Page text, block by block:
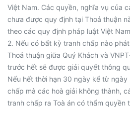
Việt Nam. Các quyền, nghĩa vụ của
chưa được quy định tại Thoả thuận
theo các quy định pháp luật Việt
2. Nếu có bất kỳ tranh chấp nào
Thoả thuận giữa Quý Khách và
trước hết sẽ được giải quyết thông
Nếu hết thời hạn 30 ngày kể từ
chấp mà các hoà giải không thành,
tranh chấp ra Toà án có thẩm quyền